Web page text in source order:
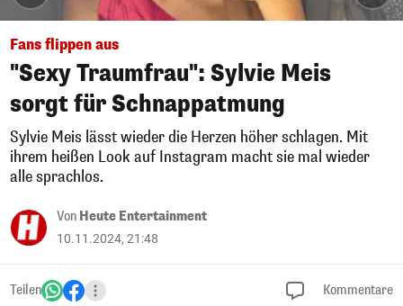
Fans flippen aus
"Sexy Traumfrau": Sylvie Meis
sorgt für Schnappatmung
Sylvie Meis lässt wieder die Herzen höher schlagen. Mit
ihrem heißen Look auf Instagram macht sie mal wieder
alle sprachlos.
Von Heute Entertainment
10.11.2024, 21:48
Teilen Kommentare